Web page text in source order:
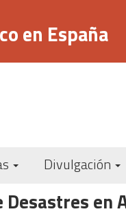
en España
Divulgación
en